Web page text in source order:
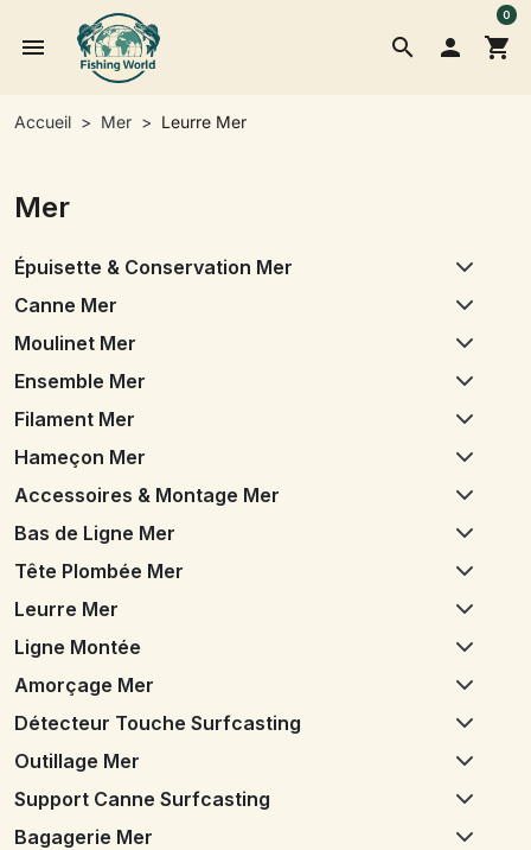
search
menu  shopping_cart
0
Accueil Mer Leurre Mer
Mer
Épuisette & Conservation Mer
Canne Mer
Moulinet Mer
Ensemble Mer
Filament Mer
Hameçon Mer
Accessoires & Montage Mer
Bas de Ligne Mer
Tête Plombée Mer
Leurre Mer
Ligne Montée
Amorçage Mer
Détecteur Touche Surfcasting
Outillage Mer
Support Canne Surfcasting
Bagagerie Mer